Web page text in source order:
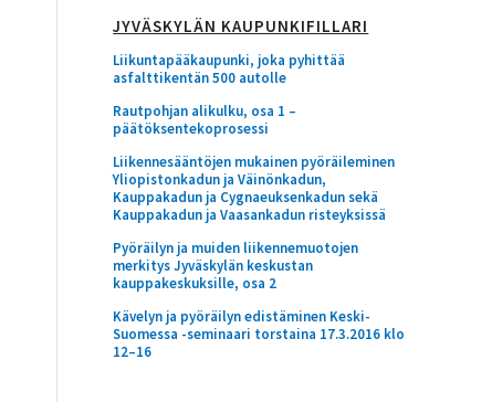
JYVÄSKYLÄN KAUPUNKIFILLARI
Liikuntapääkaupunki, joka pyhittää
asfalttikentän 500 autolle
Rautpohjan alikulku, osa 1 –
päätöksentekoprosessi
Liikennesääntöjen mukainen pyöräileminen
Yliopistonkadun ja Väinönkadun,
Kauppakadun ja Cygnaeuksenkadun sekä
Kauppakadun ja Vaasankadun risteyksissä
Pyöräilyn ja muiden liikennemuotojen
merkitys Jyväskylän keskustan
kauppakeskuksille, osa 2
Kävelyn ja pyöräilyn edistäminen Keski-
Suomessa -seminaari torstaina 17.3.2016 klo
12–16